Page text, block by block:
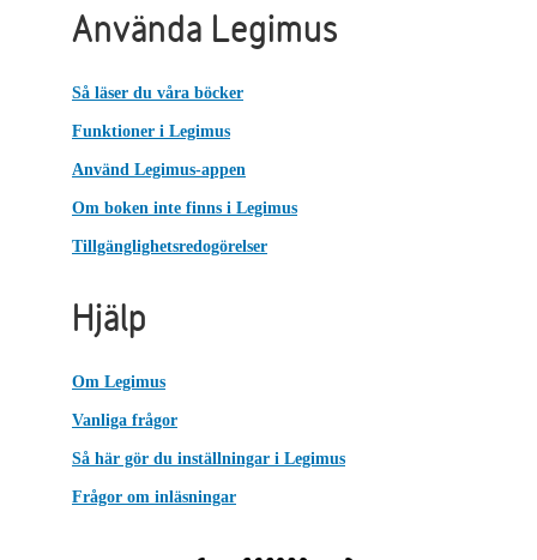
Använda Legimus
Så läser du våra böcker
Funktioner i Legimus
Använd Legimus-appen
Om boken inte finns i Legimus
Tillgänglighetsredogörelser
Hjälp
Om Legimus
Vanliga frågor
Så här gör du inställningar i Legimus
Frågor om inläsningar